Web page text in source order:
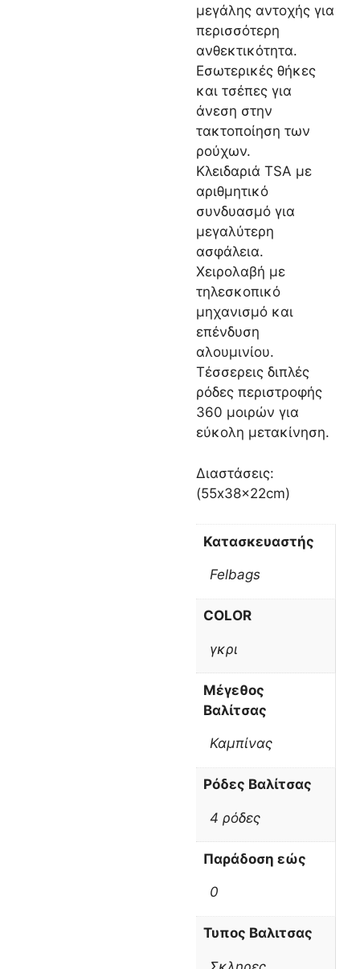
μεγάλης αντοχής για
περισσότερη
ανθεκτικότητα.
Εσωτερικές θήκες
και τσέπες για
άνεση στην
τακτοποίηση των
ρούχων.
Κλειδαριά TSA με
αριθμητικό
συνδυασμό για
μεγαλύτερη
ασφάλεια.
Χειρολαβή με
τηλεσκοπικό
μηχανισμό και
επένδυση
αλουμινίου.
Τέσσερεις διπλές
ρόδες περιστροφής
360 μοιρών για
εύκολη μετακίνηση.
Διαστάσεις:
(55x38x22cm)
Κατασκευαστής
Felbags
COLOR
γκρι
Μέγεθος
Βαλίτσας
Καμπίνας
Ρόδες Βαλίτσας
4 ρόδες
Παράδοση εώς
0
Τυπος Βαλιτσας